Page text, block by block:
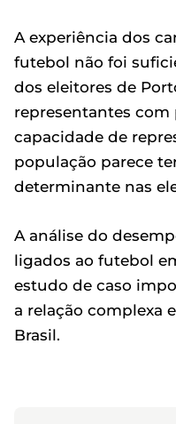
A experiência dos
futebol não foi
dos eleitores de
representantes com
capacidade de
população parece
determinante nas
A análise do
ligados ao futebol
estudo de caso
a relação complexa
Brasil.